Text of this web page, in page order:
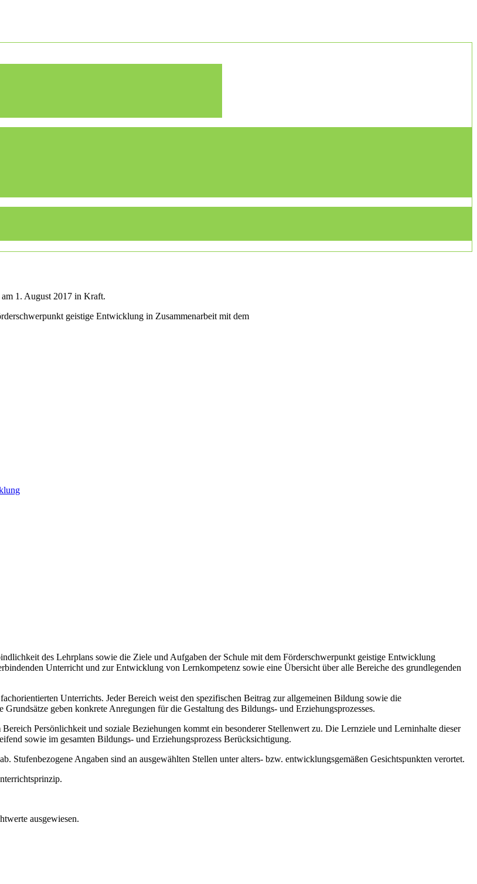
1. August 2017 in Kraft.
geistige Entwicklung in Zusammenarbeit mit dem
des Lehrplans sowie die Ziele und Aufgaben der Schule mit dem Förderschwerpunkt geistige Entwicklung
Unterricht und zur Entwicklung von Lernkompetenz sowie eine Übersicht über alle Bereiche des grundlegenden
Unterrichts. Jeder Bereich weist den spezifischen Beitrag zur allgemeinen Bildung sowie die
geben konkrete Anregungen für die Gestaltung des Bildungs- und Erziehungsprozesses.
Persönlichkeit und soziale Beziehungen kommt ein besonderer Stellenwert zu. Die Lernziele und Lerninhalte dieser
sowie im gesamten Bildungs- und Erziehungsprozess Berücksichtigung.
Stufenbezogene Angaben sind an ausgewählten Stellen unter alters- bzw. entwicklungsgemäßen Gesichtspunkten verortet.
ausgewiesen.